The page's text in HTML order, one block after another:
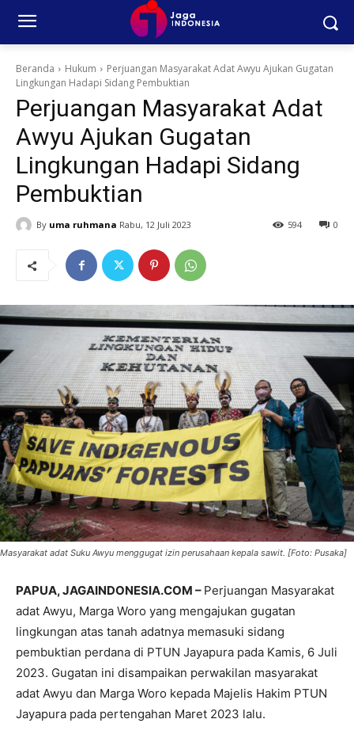
Beranda Hukum
Perjuangan Masyarakat Adat Awyu Ajukan Gugatan
Lingkungan Hadapi Sidang Pembuktian
Perjuangan Masyarakat Adat
Awyu Ajukan Gugatan
Lingkungan Hadapi Sidang
Pembuktian
By uma ruhmana Rabu, 12 Juli 2023 0
594
Masyarakat adat Suku Awyu menggugat izin perusahaan kepala sawit. [Foto: Pusaka]
PAPUA, JAGAINDONESIA.COM – Perjuangan Masyarakat
adat Awyu, Marga Woro yang mengajukan gugatan
lingkungan atas tanah adatnya memasuki sidang
pembuktian perdana di PTUN Jayapura pada Kamis, 6 Juli
2023. Gugatan ini disampaikan perwakilan masyarakat
adat Awyu dan Marga Woro kepada Majelis Hakim PTUN
Jayapura pada pertengahan Maret 2023 lalu.